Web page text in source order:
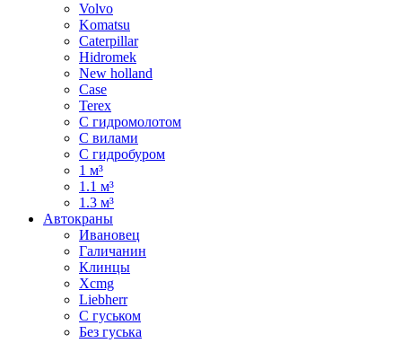
Volvo
Komatsu
Caterpillar
Hidromek
New holland
Case
Terex
С гидромолотом
С вилами
С гидробуром
1 м³
1.1 м³
1.3 м³
Автокраны
Ивановец
Галичанин
Клинцы
Xcmg
Liebherr
С гуськом
Без гуська